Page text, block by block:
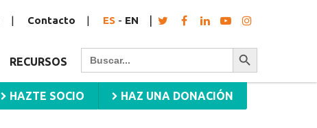
Contacto ES - EN
RECURSOS
Buscar: Botón de búsqueda
HAZTE SOCIO HAZ UNA DONACIÓN